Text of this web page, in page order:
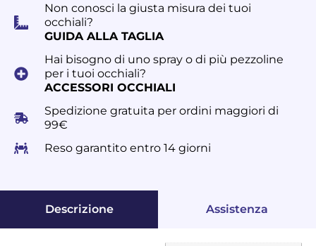
Non conosci la giusta misura dei tuoi
occhiali?
GUIDA ALLA TAGLIA
Hai bisogno di uno spray o di più pezzoline
per i tuoi occhiali?
ACCESSORI OCCHIALI
Spedizione gratuita per ordini maggiori di
99€
Reso garantito entro 14 giorni
Descrizione Assistenza